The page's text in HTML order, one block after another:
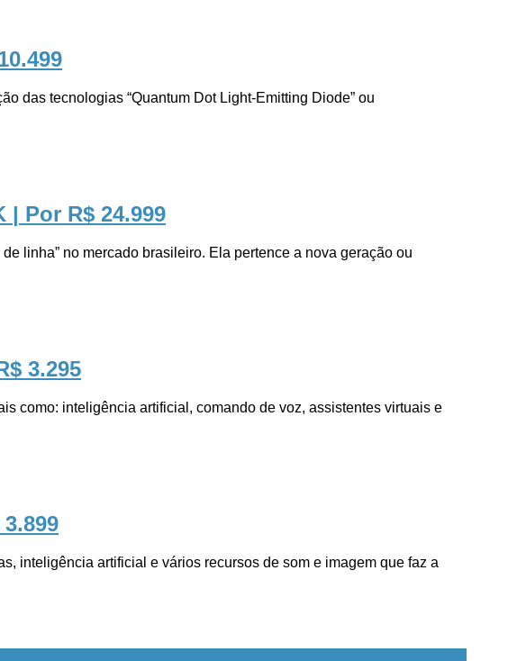
das tecnologias “Quantum Dot Light-Emitting Diode” ou
| Por R$ 24.999
linha” no mercado brasileiro. Ela pertence a nova geração ou
3.295
como: inteligência artificial, comando de voz, assistentes virtuais e
inteligência artificial e vários recursos de som e imagem que faz a